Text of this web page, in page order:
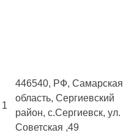
1
446540, РФ, Самарская
область, Сергиевский
район, с.Сергиевск, ул.
Советская ,49